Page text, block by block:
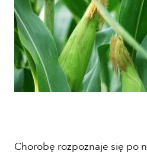
Chorobę rozpoznaje się po